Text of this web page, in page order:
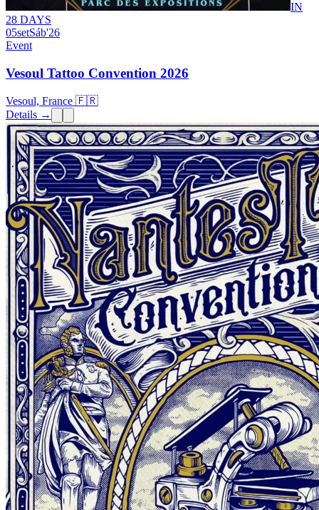
IN
28 DAYS
05setSáb'26
Event
Vesoul Tattoo Convention 2026
Vesoul, France 🇫🇷
Details →